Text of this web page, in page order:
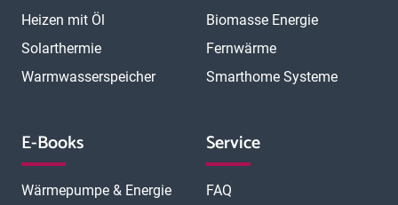
Heizen mit Öl
Solarthermie
Warmwasserspeicher
Biomasse Energie
Fernwärme
Smarthome Systeme
E-Books
Wärmepumpe & Energie
Service
FAQ